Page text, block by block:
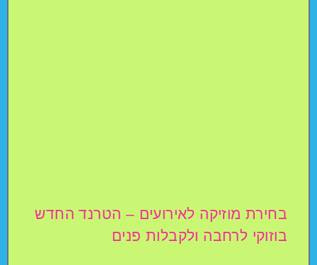
בחירת מוזיקה לאירועים – הטרנד החדש
בוזוקי לרחבה ולקבלות פנים